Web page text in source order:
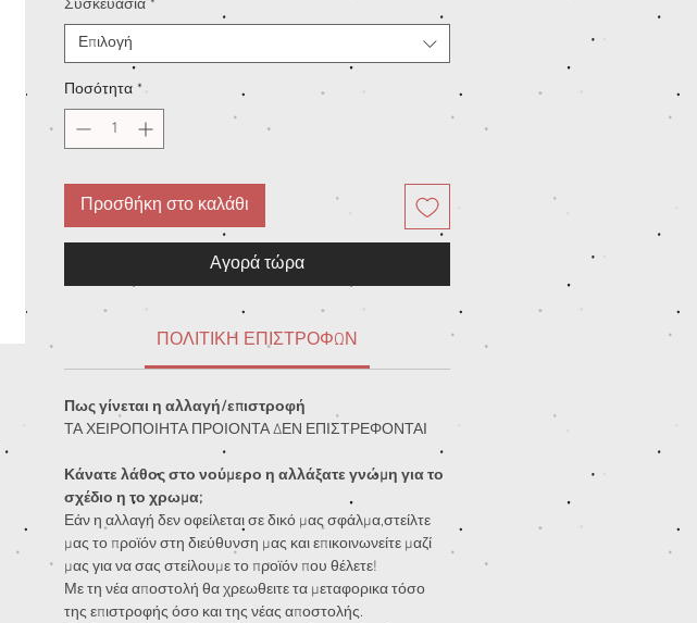
Συσκευασία *
Επιλογή
Ποσότητα *
Προσθήκη στο καλάθι
Αγορά τώρα
ΠΟΛΙΤΙΚΗ ΕΠΙΣΤΡΟΦΩΝ
Πως γίνεται η αλλαγή/επιστροφή
ΤΑ ΧΕΙΡΟΠΟΙΗΤΑ ΠΡΟΙΟΝΤΑ ΔΕΝ ΕΠΙΣΤΡΕΦΟΝΤΑΙ
Κάνατε λάθος στο νούμερο η αλλάξατε γνώμη για το
σχέδιο η το χρωμα;
Εάν η αλλαγή δεν οφείλεται σε δικό μας σφάλμα,στείλτε
μας το προϊόν στη διεύθυνση μας και επικοινωνείτε μαζί
μας για να σας στείλουμε το προϊόν που θέλετε!
Με τη νέα αποστολή θα χρεωθειτε τα μεταφορικα τόσο
της επιστροφής όσο και της νέας αποστολής.